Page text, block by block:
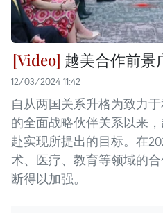
越美合作前景
12/03/2024 11:42
自从两国关系升格为致力
的全面战略伙伴关系以来
赴实现所提出的目标。在
术、医疗、教育等领域的
断得以加强。